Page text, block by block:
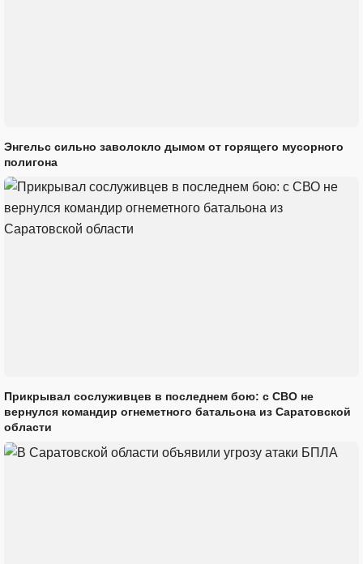
Энгельс сильно заволокло дымом от горящего мусорного
полигона
Прикрывал сослуживцев в последнем бою: с СВО не
вернулся командир огнеметного батальона из Саратовской
области